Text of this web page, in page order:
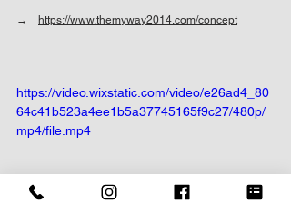
→ https://www.themyway2014.com/concept
https://video.wixstatic.com/video/e26ad4_80
64c41b523a4ee1b5a37745165f9c27/480p/
mp4/file.mp4